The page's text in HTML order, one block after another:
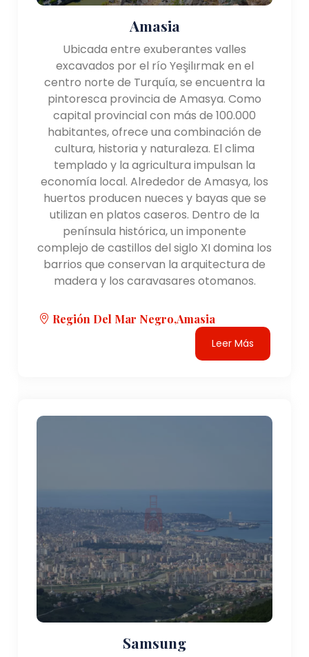
Amasia
Ubicada entre exuberantes valles
excavados por el río Yeşilırmak en el
centro norte de Turquía, se encuentra la
pintoresca provincia de Amasya. Como
capital provincial con más de 100.000
habitantes, ofrece una combinación de
cultura, historia y naturaleza. El clima
templado y la agricultura impulsan la
economía local. Alrededor de Amasya, los
huertos producen nueces y bayas que se
utilizan en platos caseros. Dentro de la
península histórica, un imponente
complejo de castillos del siglo XI domina los
barrios que conservan la arquitectura de
madera y los caravasares otomanos.
Región Del Mar Negro,amasia
Leer Más
Samsung